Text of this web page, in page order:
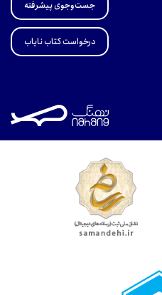
جست‌وجوی پیشرفته
درخواست کتاب نایاب